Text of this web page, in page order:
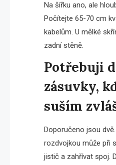
Na šířku ano, ale
Počítejte 65-70 cm
kabelům. U mělké
zadní stěně.
Potřebuji
zásuvky,
suším
Doporučeno jsou
rozdvojkou může při
jistič a zahřívat spoj.